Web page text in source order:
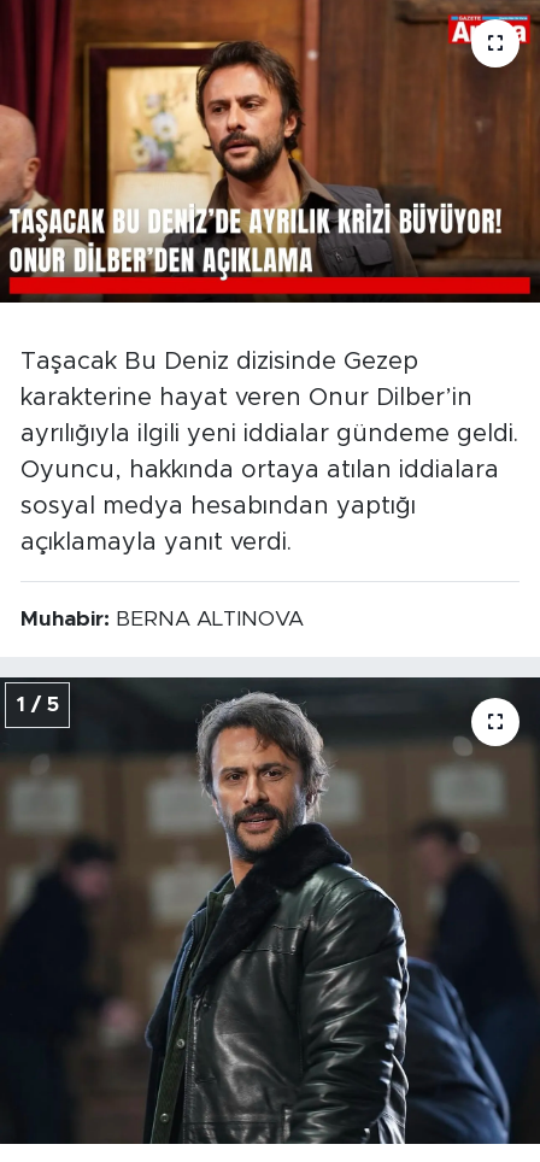
Taşacak Bu Deniz dizisinde Gezep
karakterine hayat veren Onur Dilber’in
ayrılığıyla ilgili yeni iddialar gündeme geldi.
Oyuncu, hakkında ortaya atılan iddialara
sosyal medya hesabından yaptığı
açıklamayla yanıt verdi.
Muhabir: BERNA ALTINOVA
1 / 5